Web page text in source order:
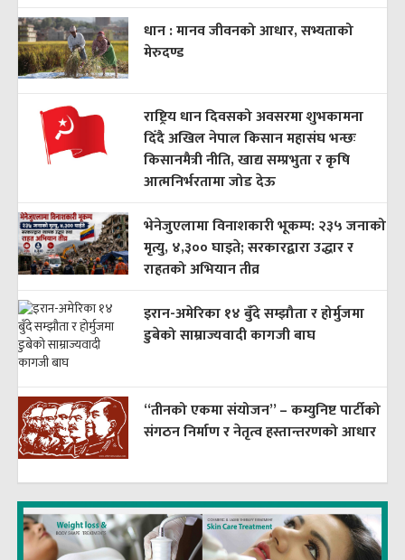
धान : मानव जीवनको आधार, सभ्यताको
मेरुदण्ड
राष्ट्रिय धान दिवसको अवसरमा शुभकामना
दिँदै अखिल नेपाल किसान महासंघ भन्छः
किसानमैत्री नीति, खाद्य सम्प्रभुता र कृषि
आत्मनिर्भरतामा जोड देऊ
भेनेजुएलामा विनाशकारी भूकम्प: २३५ जनाको
मृत्यु, ४,३०० घाइते; सरकारद्वारा उद्धार र
राहतको अभियान तीव्र
इरान-अमेरिका १४ बुँदे सम्झौता र होर्मुजमा
डुबेको साम्राज्यवादी कागजी बाघ
“तीनको एकमा संयोजन” – कम्युनिष्ट पार्टीको
संगठन निर्माण र नेतृत्व हस्तान्तरणको आधार